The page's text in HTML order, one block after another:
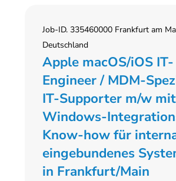
Job-ID. 335460000 Frankfurt am
Deutschland
Apple macOS/iOS IT-
Engineer / MDM-
IT-Supporter m/w mit
Windows-
Know-how für
eingebundenes
in Frankfurt/Main